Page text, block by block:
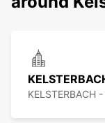
KELSTERBACH